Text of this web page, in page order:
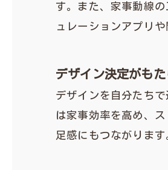
す。また、家事動線
ュレーションアプリ
デザイン決定がも
デザインを自分たち
は家事効率を高め、
足感にもつながります